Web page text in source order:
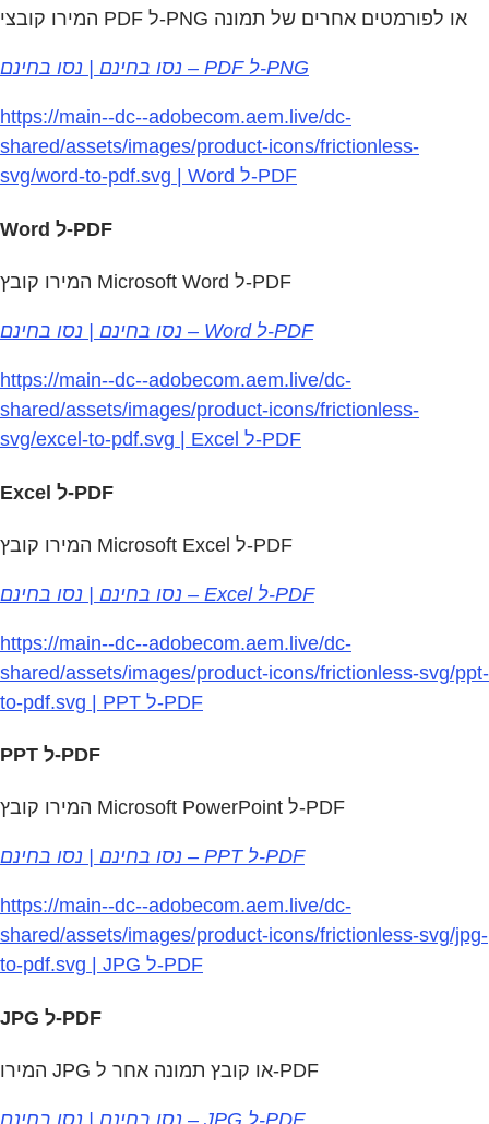
המירו קובצי PDF ל-PNG או לפורמטים אחרים של תמונה
נסו בחינם | נסו בחינם – PDF ל‑PNG
https://main--dc--adobecom.aem.live/dc-
shared/assets/images/product-icons/frictionless-
svg/word-to-pdf.svg | Word ל-PDF
Word ל-PDF
המירו קובץ Microsoft Word ל‑PDF
נסו בחינם | נסו בחינם – Word ל‑PDF
https://main--dc--adobecom.aem.live/dc-
shared/assets/images/product-icons/frictionless-
svg/excel-to-pdf.svg | Excel ל-PDF
Excel ל-PDF
המירו קובץ Microsoft Excel ל‑PDF
נסו בחינם | נסו בחינם – Excel ל‑PDF
https://main--dc--adobecom.aem.live/dc-
shared/assets/images/product-icons/frictionless-svg/ppt-
to-pdf.svg | PPT ל-PDF
PPT ל-PDF
המירו קובץ Microsoft PowerPoint ל‑PDF
נסו בחינם | נסו בחינם – PPT ל‑PDF
https://main--dc--adobecom.aem.live/dc-
shared/assets/images/product-icons/frictionless-svg/jpg-
to-pdf.svg | JPG ל-PDF
JPG ל-PDF
המירו JPG או קובץ תמונה אחר ל‑PDF